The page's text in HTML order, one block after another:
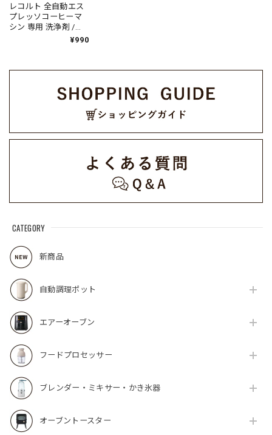
CATEGORY
新商品
自動調理ポット
エアーオーブン
フードプロセッサー
ブレンダー・ミキサー・かき氷器
オーブントースター
レコルト 全自動エス
プレッソコーヒーマ
シン 専用 洗浄剤 /
REC-1CLN（対応型¥990